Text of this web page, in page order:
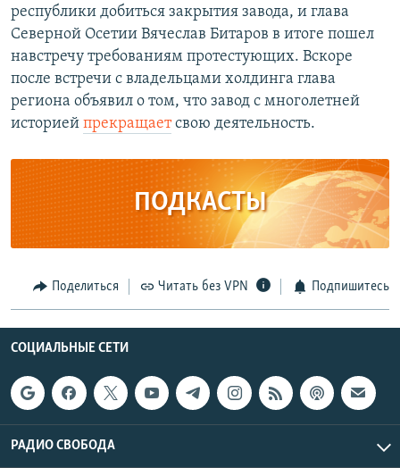
республики добиться закрытия завода, и глава
Северной Осетии Вячеслав Битаров в итоге пошел
навстречу требованиям протестующих. Вскоре
после встречи с владельцами холдинга глава
региона объявил о том, что завод с многолетней
историей прекращаетсвою деятельность.
ПОДКАСТЫ
Поделиться Читать без VPN Подпишитесь
СОЦИАЛЬНЫЕ СЕТИ
РАДИО СВОБОДА